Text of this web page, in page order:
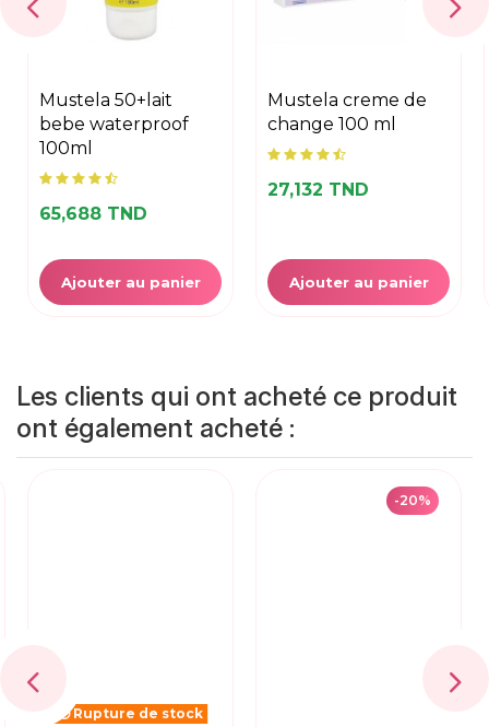
mustela 50+lait
bebe waterproof
100ml
65,688 TND
Ajouter au panier
mustela creme de
change 100 ml
27,132 TND
Ajouter au panier
Les clients qui ont acheté ce produit
ont également acheté :
Rupture de stock
-20%